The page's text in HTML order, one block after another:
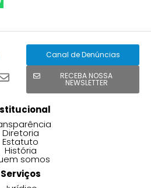
Canal de Denúncias
RECEBA NOSSA
NEWSLETTER
Diretoria
Estatuto
História
somos
Serviços